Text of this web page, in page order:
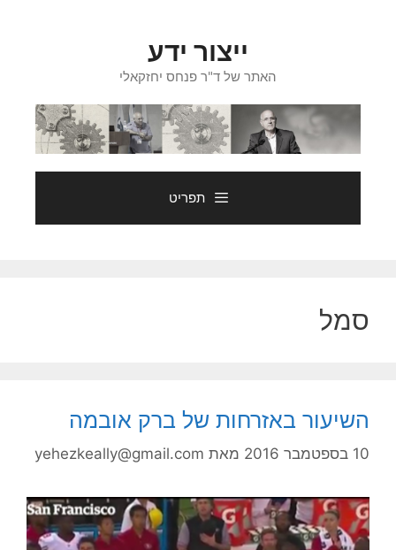
ייצור ידע
האתר של ד"ר פנחס יחזקאלי
תפריט
סמל
השיעור באזרחות של ברק אובמה
10 בספטמבר 2016 מאת yehezkeally@gmail.com